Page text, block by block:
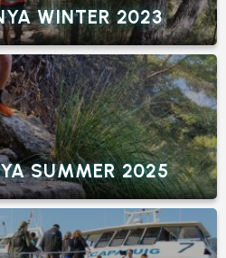
WINTER 2023
SUMMER 2025